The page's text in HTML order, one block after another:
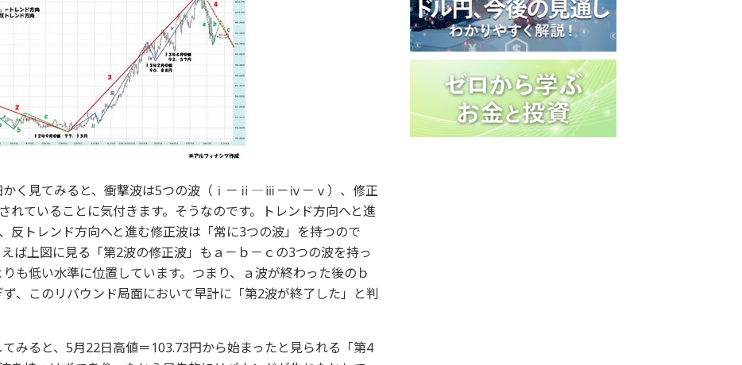
かく見てみると、衝撃波は5つの波（ⅰ－ⅱ―ⅲ－ⅳ－ⅴ）、修正
れていることに気付きます。そうなのです。トレンド方向へと進
反トレンド方向へと進む修正波は「常に3つの波」を持つので
ば上図に見る「第2波の修正波」もａ－ｂ－ｃの3つの波を持っ
も低い水準に位置しています。つまり、ａ波が終わった後のｂ
、このリバウンド局面において早計に「第2波が終了した」と判
みると、5月22日高値＝103.73円から始まったと見られる「第4